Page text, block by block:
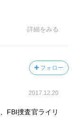
詳細をみる
フォロー
2017.12.20
FBI捜査官ライリ